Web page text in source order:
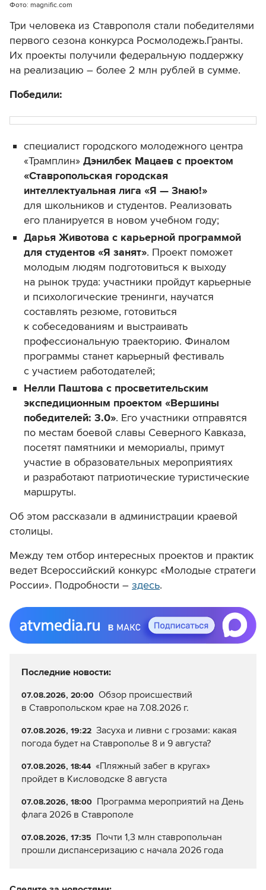
Фото: magnific.com
Три человека из Ставрополя стали победителями
первого сезона конкурса Росмолодежь.Гранты.
Их проекты получили федеральную поддержку
на реализацию – более 2 млн рублей в сумме.
Победили:
специалист городского молодежного центра
«Трамплин» Дэнилбек Мацаев с проектом
«Ставропольская городская
интеллектуальная лига «Я — Знаю!»
для школьников и студентов. Реализовать
его планируется в новом учебном году;
Дарья Животова с карьерной программой
для студентов «Я занят». Проект поможет
молодым людям подготовиться к выходу
на рынок труда: участники пройдут карьерные
и психологические тренинги, научатся
составлять резюме, готовиться
к собеседованиям и выстраивать
профессиональную траекторию. Финалом
программы станет карьерный фестиваль
с участием работодателей;
Нелли Паштова с просветительским
экспедиционным проектом «Вершины
победителей: 3.0». Его участники отправятся
по местам боевой славы Северного Кавказа,
посетят памятники и мемориалы, примут
участие в образовательных мероприятиях
и разработают патриотические туристические
маршруты.
Об этом рассказали в администрации краевой
столицы.
Между тем отбор интересных проектов и практик
ведет Всероссийский конкурс «Молодые стратеги
России». Подробности – здесь.
Последние новости:
07.08.2026, 20:00 Обзор происшествий
в Ставропольском крае на 7.08.2026 г.
07.08.2026, 19:22 Засуха и ливни с грозами: какая
погода будет на Ставрополье 8 и 9 августа?
07.08.2026, 18:44 «Пляжный забег в кругах»
пройдет в Кисловодске 8 августа
07.08.2026, 18:00 Программа мероприятий на День
флага 2026 в Ставрополе
07.08.2026, 17:35 Почти 1,3 млн ставропольчан
прошли диспансеризацию с начала 2026 года